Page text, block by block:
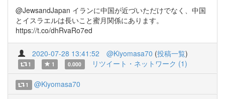
@JewsandJapan イランに中国が近づいただけでなく、中国
とイスラエルは長いこと蜜月関係にあります。
https://t.co/dhRvaRo7ed
2020-07-28 13:41:52 @Kiyomasa70 (投稿一覧)
1 1 0.000 リツイート・ネットワーク (1)
1 @Kiyomasa70